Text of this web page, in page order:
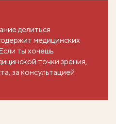
делиться
медицинских
ты хочешь
точки зрения,
за консультацией